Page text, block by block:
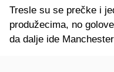
Tresle su se prečke i
produžecima, no
da dalje ide